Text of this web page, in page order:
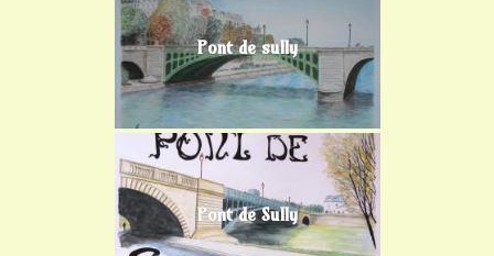
Pont de sully
Pont de Sully